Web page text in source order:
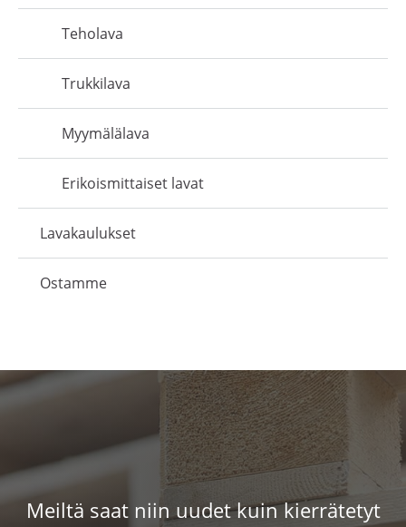
Teholava
Trukkilava
Myymälälava
Erikoismittaiset lavat
Lavakaulukset
Ostamme
Meiltä saat niin uudet kuin kierrätetyt